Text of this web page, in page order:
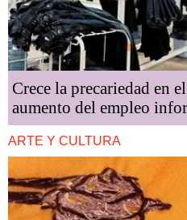
Crece la precariedad en
aumento del empleo
ARTE Y CULTURA